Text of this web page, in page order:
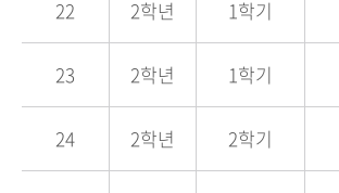
22 2학년 1학기
23 2학년 1학기
24 2학년 2학기